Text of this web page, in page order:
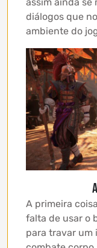
diálogos que
ambiente do
A primeira
falta de usar o
para travar um